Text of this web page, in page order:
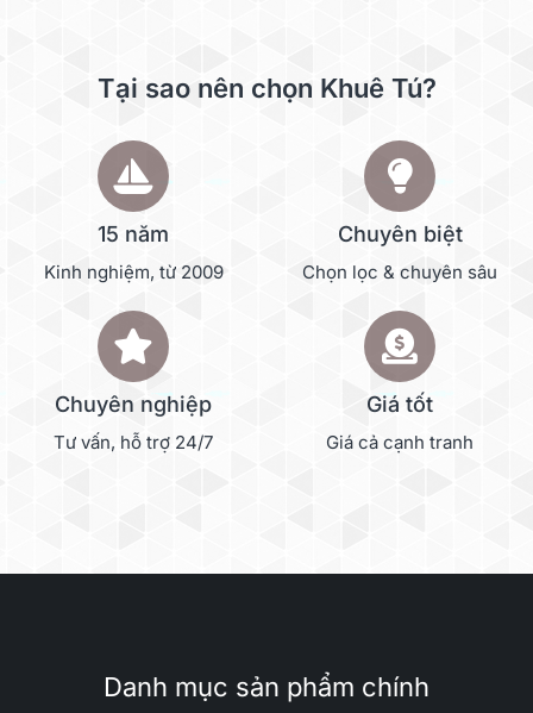
Tại sao nên chọn Khuê Tú?
15 năm
Kinh nghiệm, từ 2009
Chuyên biệt
Chọn lọc & chuyên sâu
Chuyên nghiệp
Tư vấn, hỗ trợ 24/7
Giá tốt
Giá cả cạnh tranh
Danh mục sản phẩm chính